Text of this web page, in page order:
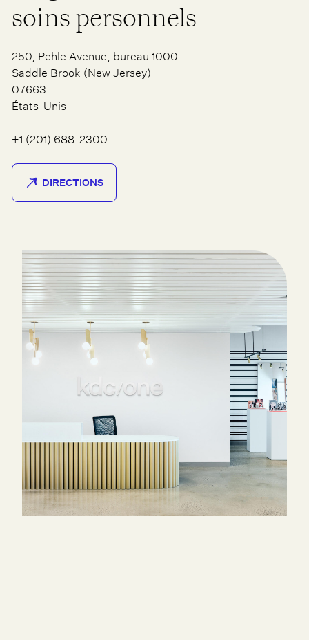
soins personnels
250, Pehle Avenue, bureau 1000
Saddle Brook (New Jersey)
07663
États-Unis
+1 (201) 688-2300
DIRECTIONS